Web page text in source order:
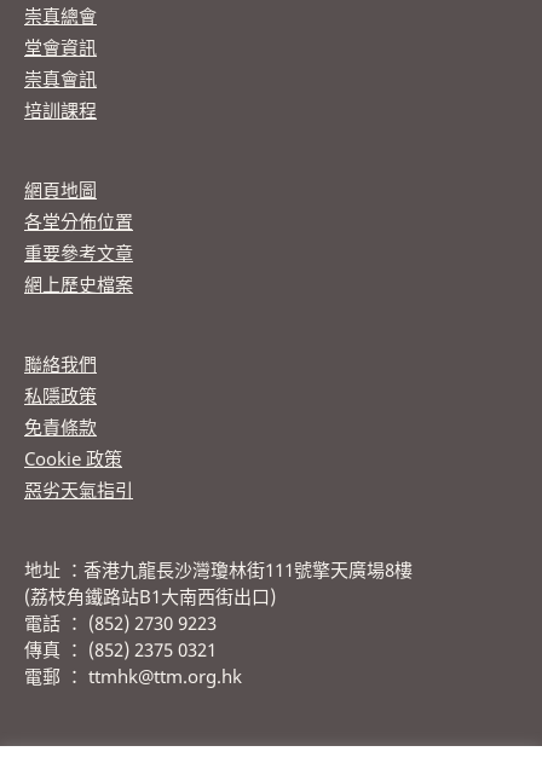
崇真總會
堂會資訊
崇真會訊
培訓課程
網頁地圖
各堂分佈位置
重要參考文章
網上歷史檔案
聯絡我們
私隱政策
免責條款
Cookie 政策
惡劣天氣指引
地址 ：香港九龍長沙灣瓊林街111號擎天廣場8樓
(荔枝角鐵路站B1大南西街出口)
電話 ： (852) 2730 9223
傳真 ： (852) 2375 0321
電郵 ： ttmhk@ttm.org.hk